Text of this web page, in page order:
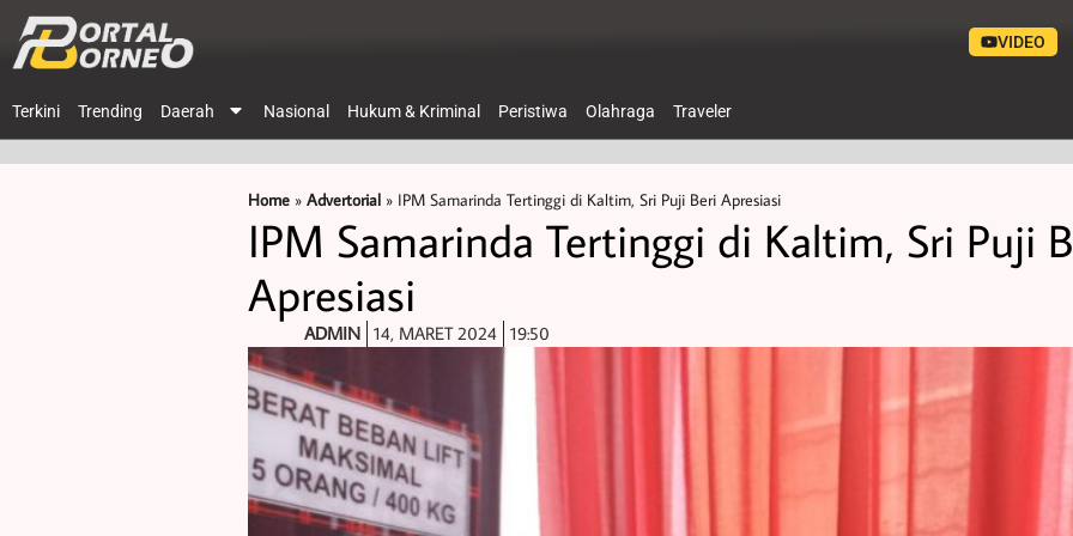
VIDEO
Terkini Trending Daerah Nasional Hukum & Kriminal Peristiwa Olahraga Traveler
Home » Advertorial » IPM Samarinda Tertinggi di Kaltim, Sri Puji Beri Apresiasi
IPM Samarinda Tertinggi di Kaltim, Sri Puji
Apresiasi
ADMIN 14, MARET 2024 19:50